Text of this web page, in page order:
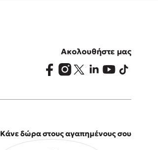
Ακολουθήστε μας
Κάνε δώρα στους αγαπημένους σου